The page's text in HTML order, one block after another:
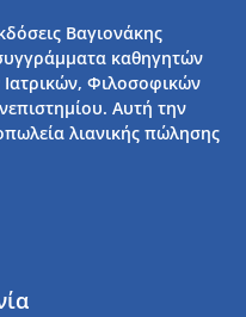
Βαγιονάκης
καθηγητών
Φιλοσοφικών
Αυτή την
λιανικής πώλησης